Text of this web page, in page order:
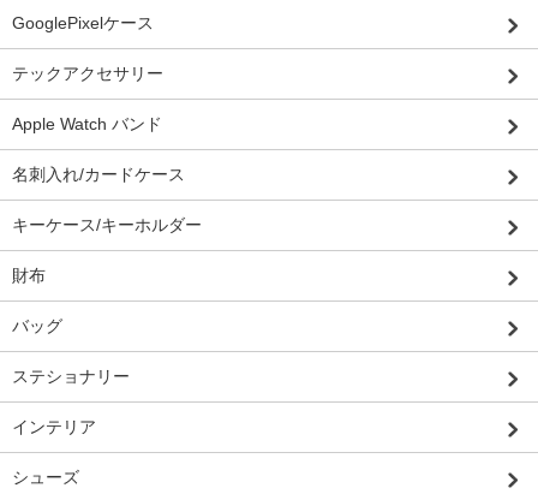
GooglePixelケース
テックアクセサリー
Apple Watch バンド
名刺入れ/カードケース
キーケース/キーホルダー
財布
バッグ
ステショナリー
インテリア
シューズ